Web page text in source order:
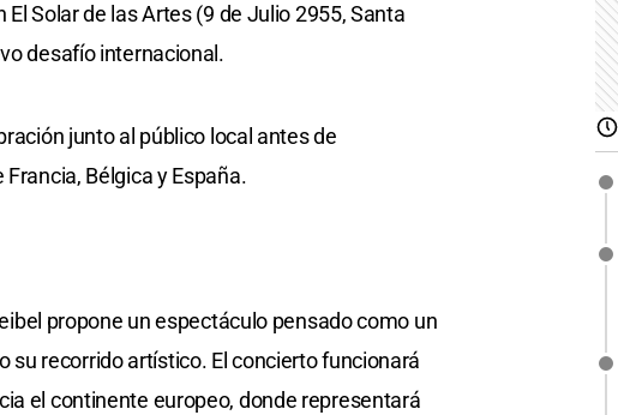
Solar de las Artes (9 de Julio 2955, Santa
desafío internacional.
junto al público local antes de
Bélgica y España.
propone un espectáculo pensado como un
recorrido artístico. El concierto funcionará
el continente europeo, donde representará